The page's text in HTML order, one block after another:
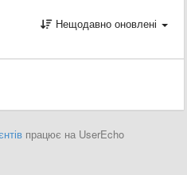
Нещодавно оновлені
працює на UserEcho